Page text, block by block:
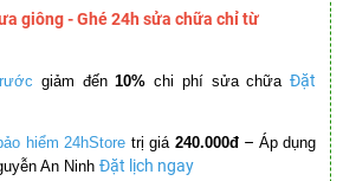
giông - Ghé 24h sửa chữa chỉ từ
giảm đến10% chi phí sửa chữa Đặt
hiểm 24hStore trị giá 240.000đ – Áp dụng
An Ninh Đặt lịch ngay